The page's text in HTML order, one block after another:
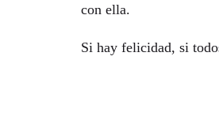
con ella.
Si hay felicidad, si